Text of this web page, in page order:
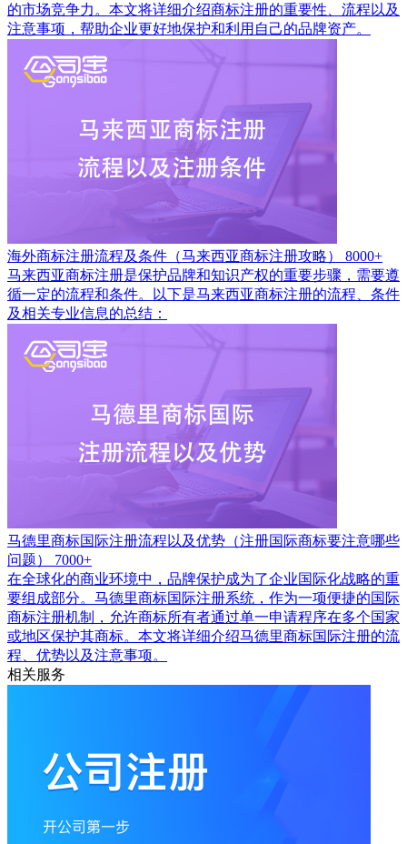
的市场竞争力。本文将详细介绍商标注册的重要性、流程以及
注意事项，帮助企业更好地保护和利用自己的品牌资产。
海外商标注册流程及条件（马来西亚商标注册攻略）
8000+
马来西亚商标注册是保护品牌和知识产权的重要步骤，需要遵
循一定的流程和条件。以下是马来西亚商标注册的流程、条件
及相关专业信息的总结：
马德里商标国际注册流程以及优势（注册国际商标要注意哪些
问题）
7000+
在全球化的商业环境中，品牌保护成为了企业国际化战略的重
要组成部分。马德里商标国际注册系统，作为一项便捷的国际
商标注册机制，允许商标所有者通过单一申请程序在多个国家
或地区保护其商标。本文将详细介绍马德里商标国际注册的流
程、优势以及注意事项。
相关服务